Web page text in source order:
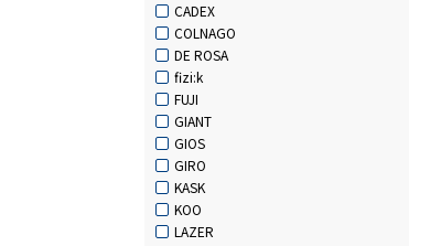
CADEX
COLNAGO
DE ROSA
fizi:k
FUJI
GIANT
GIOS
GIRO
KASK
KOO
LAZER